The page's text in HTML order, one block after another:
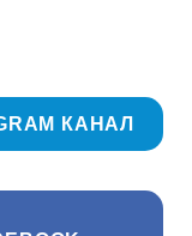
КАНАЛ